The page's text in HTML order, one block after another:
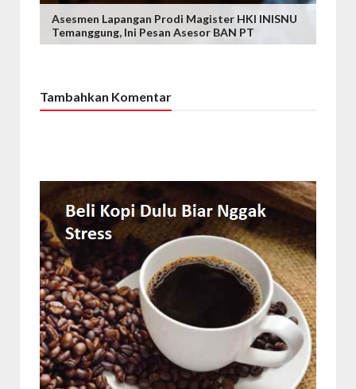
Asesmen Lapangan Prodi Magister HKI INISNU
Temanggung, Ini Pesan Asesor BAN PT
Tambahkan Komentar